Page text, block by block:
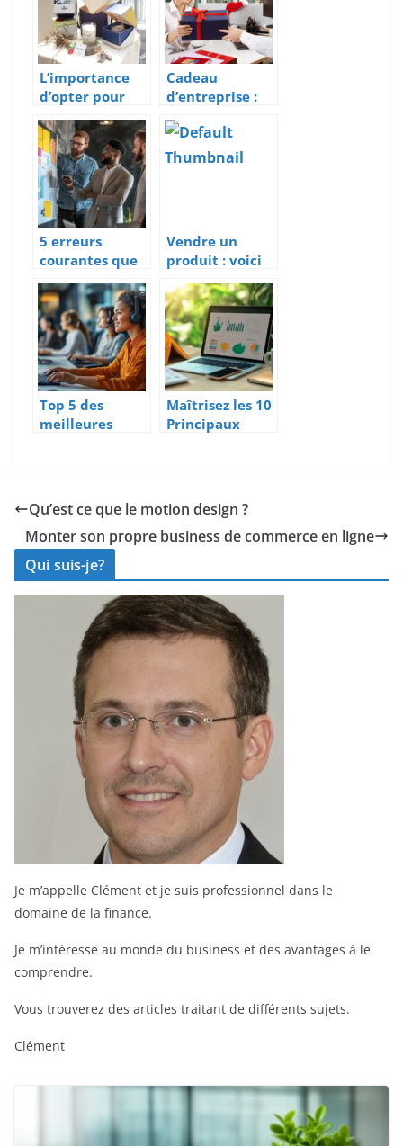
L’importance
d’opter pour
des packagings
personnalisés
Cadeau
d’entreprise :
pourquoi offrir
un panier
gourmand ?
5 erreurs
courantes que
les agences de
marketing
digital vous
aident à éviter
Vendre un
produit : voici
les 13 mots les
plus vendeurs
pour
convaincre vos
clients
Top 5 des
meilleures
Velyo, ReCom,
a3com,
LeadActiv,
Lalaleads
Maîtrisez les 10
Principaux
Camping pour
des Vidéos
Promotionnelle
Qu’est ce que le motion design ?
Monter son propre business de commerce en ligne
Qui suis-je?
Je m’appelle Clément et je suis professionnel dans le
domaine de la finance.
Je m’intéresse au monde du business et des avantages à le
comprendre.
Vous trouverez des articles traitant de différents sujets.
Clément